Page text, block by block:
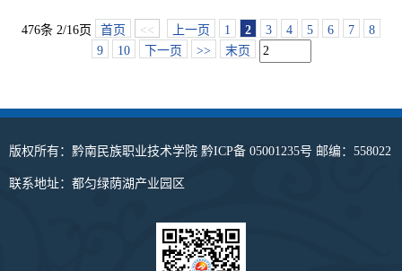
476条 2/16页 首页 << 上一页 1 2 3 4 5 6 7
8
9
10 下一页 >> 末页
版权所有：黔南民族职业技术学院 黔ICP备 05001235号 邮编：558022
联系地址：都匀绿荫湖产业园区